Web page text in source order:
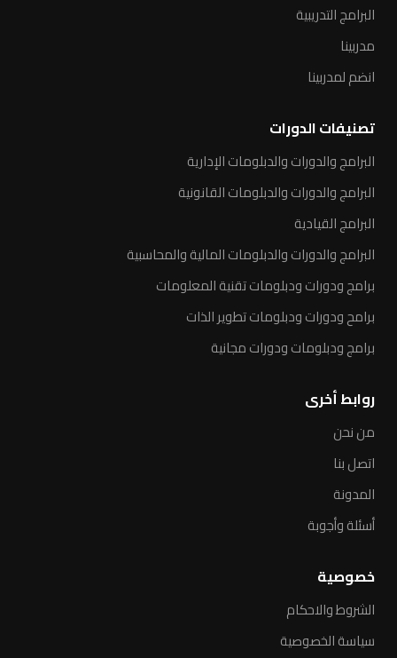
البرامج التدريبية
مدربينا
انضم لمدربينا
تصنيفات الدورات
البرامج والدورات والدبلومات الإدارية
البرامج والدورات والدبلومات القانونية
البرامج القيادية
البرامج والدورات والدبلومات المالية والمحاسبية
برامج ودورات ودبلومات تقنية المعلومات
برامح ودورات ودبلومات تطوير الذات
برامج ودبلومات ودورات مجانية
روابط أخرى
من نحن
اتصل بنا
المدونة
أسئلة وأجوبة
خصوصية
الشروط والاحكام
سياسة الخصوصية